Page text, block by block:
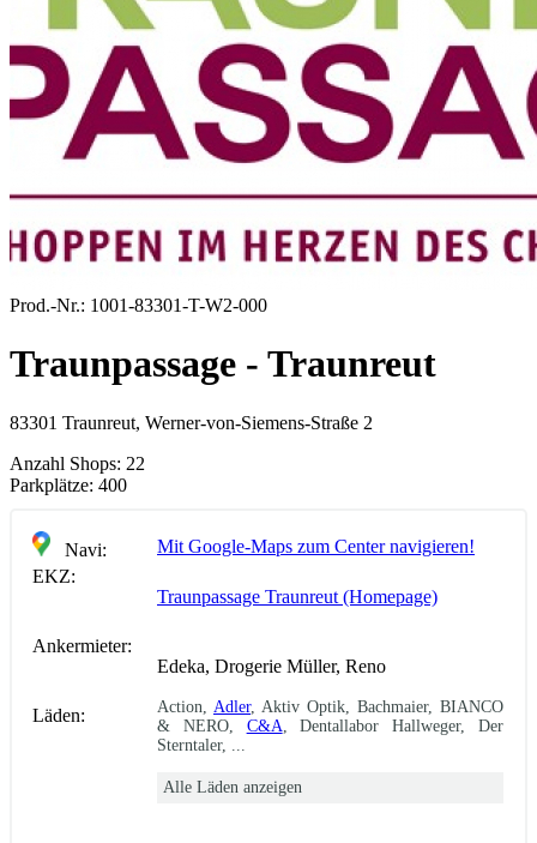
Prod.-Nr.: 1001-83301-T-W2-000
Traunpassage - Traunreut
83301 Traunreut, Werner-von-Siemens-Straße 2
Anzahl Shops: 22
Parkplätze: 400
Navi:
Mit Google-Maps zum Center navigieren!
EKZ:
Traunpassage Traunreut (Homepage)
Ankermieter:
Edeka, Drogerie Müller, Reno
Läden: Action, Adler, Aktiv Optik, Bachmaier, BIANCO
& NERO, C&A , Dentallabor Hallweger, Der
Sterntaler, ...
Alle Läden anzeigen